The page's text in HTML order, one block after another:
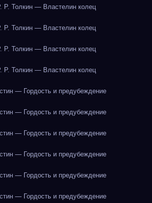
Р. Толкин — Властелин колец
Р. Толкин — Властелин колец
Р. Толкин — Властелин колец
Р. Толкин — Властелин колец
— Гордость и предубеждение
— Гордость и предубеждение
— Гордость и предубеждение
— Гордость и предубеждение
— Гордость и предубеждение
— Гордость и предубеждение